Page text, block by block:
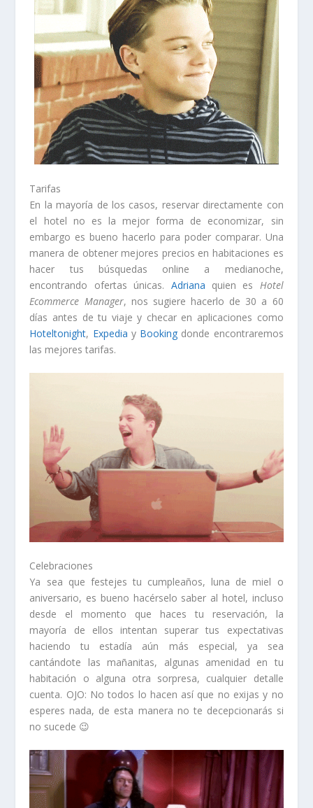
Tarifas
En la mayoría de los casos, reservar directamente con
el hotel no es la mejor forma de economizar, sin
embargo es bueno hacerlo para poder comparar. Una
manera de obtener mejores precios en habitaciones es
hacer tus búsquedas online a medianoche,
encontrando ofertas únicas. Adriana quien es Hotel
Ecommerce Manager, nos sugiere hacerlo de 30 a 60
días antes de tu viaje y checar en aplicaciones como
Hoteltonight, Expedia y Booking donde encontraremos
las mejores tarifas.
Celebraciones
Ya sea que festejes tu cumpleaños, luna de miel o
aniversario, es bueno hacérselo saber al hotel, incluso
desde el momento que haces tu reservación, la
mayoría de ellos intentan superar tus expectativas
haciendo tu estadía aún más especial, ya sea
cantándote las mañanitas, algunas amenidad en tu
habitación o alguna otra sorpresa, cualquier detalle
cuenta. OJO: No todos lo hacen así que no exijas y no
esperes nada, de esta manera no te decepcionarás si
no sucede 😉